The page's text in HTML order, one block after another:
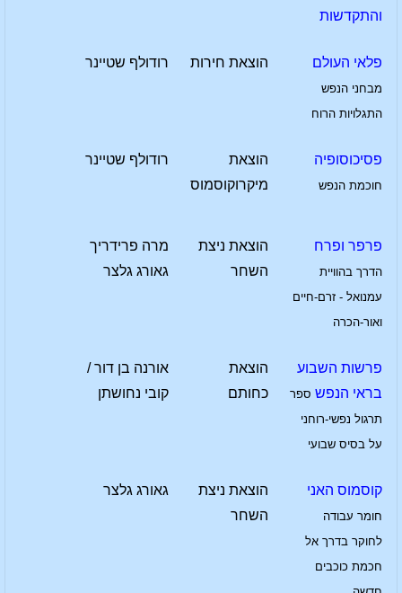
והתקדשות
פלאי העולם
מבחני הנפש
התגלויות הרוח
הוצאת חירות רודולף שטיינר
פסיכוסופיה
חוכמת הנפש
הוצאת
מיקרוקוסמוס
רודולף שטיינר
פרפר ופרח
הדרך בהוויית
עמנואל - זרם-חיים
ואור-הכרה
הוצאת ניצת
השחר
מרה פרידריך
גאורג גלצר
פרשות השבוע
בראי הנפש ספר
תרגול נפשי-רוחני
על בסיס שבועי
הוצאת
כחותם
אורנה בן דור /
קובי נחושתן
קוסמוס האני
חומר עבודה
לחוקר בדרך אל
חכמת כוכבים
הוצאת ניצת
השחר
גאורג גלצר